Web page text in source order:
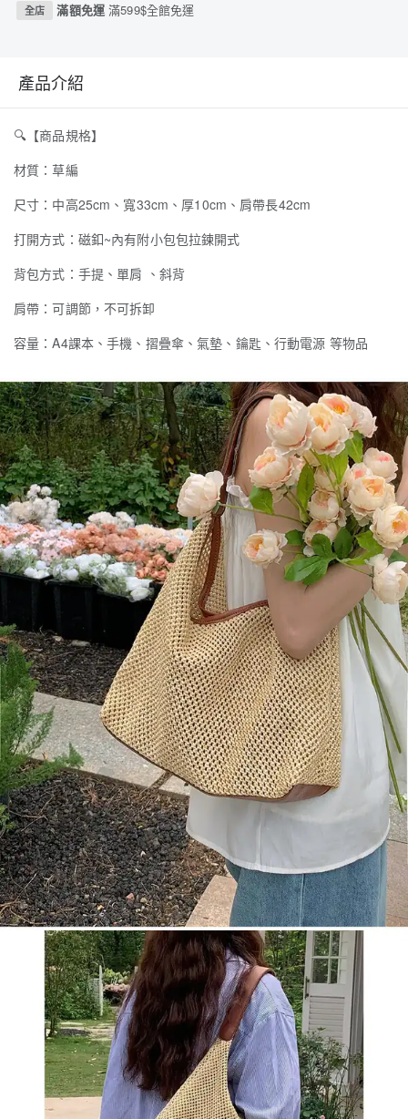
全店 滿額免運滿599$全館免運
產品介紹
🔍 【商品規格】
材質：草編
尺寸：中高25cm、寬33cm、厚10cm、肩帶長42cm
打開方式：磁釦~內有附小包包拉鍊開式
背包方式：手提、單肩 、斜背
肩帶：可調節，不可拆卸
容量：A4課本、手機、摺疊傘、氣墊、鑰匙、行動電源 等物品